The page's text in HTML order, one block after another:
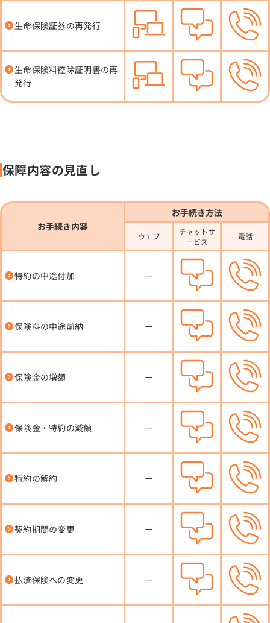
生命保険証券の再発行
生命保険料控除証明書の再
発行
保障内容の見直し
お手続き内容
お手続き方法
ウェブ
チャットサ
ービス
電話
特約の中途付加 ー
保険料の中途前納 ー
保険金の増額 ー
保険金・特約の減額 ー
特約の解約 ー
契約期間の変更 ー
払済保険への変更 ー